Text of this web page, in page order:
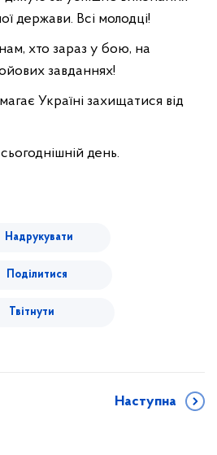
держави. Всі молодці!
хто зараз у бою, на
завданнях!
Україні захищатися від
день.
Надрукувати
Поділитися
Твітнути
Наступна